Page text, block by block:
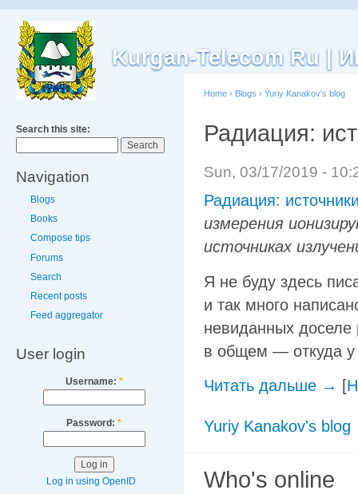
Kurgan-Telecom Ru |
Search this site:
Navigation
Blogs
Books
Compose tips
Forums
Search
Recent posts
Feed aggregator
User login
Username: *
Password: *
Log in using OpenID
Home › Blogs › Yuriy Kanakov's blog
Радиация:
Sun, 03/17/2019 -
Радиация:
измерения
источниках
Я не буду здесь
и так много
невиданных доселе
в общем — откуда у
Читать дальше → [
Yuriy Kanakov's blog
Who's online